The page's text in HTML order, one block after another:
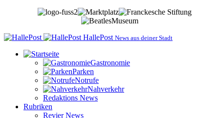
HallePost News aus deiner Stadt
Gastronomie
Parken
Notrufe
Nahverkehr
Redaktions News
Rubriken
Revier News